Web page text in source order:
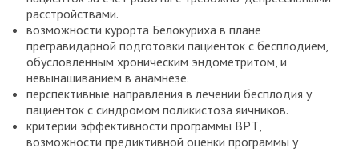
расстройствами.
возможности курорта Белокуриха в плане
прегравидарной подготовки пациенток с бесплодием,
обусловленным хроническим эндометритом, и
невынашиванием в анамнезе.
перспективные направления в лечении бесплодия у
пациенток с синдромом поликистоза яичников.
критерии эффективности программы ВРТ,
возможности предиктивной оценки программы у